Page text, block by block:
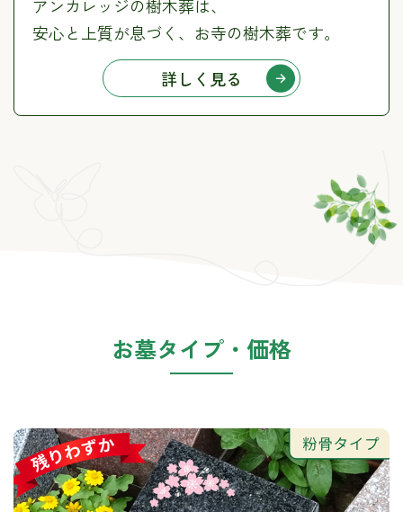
アンカレッジの樹木葬は、
安心と上質が息づく、お寺の樹木葬です。
詳しく見る
お墓タイプ・価格